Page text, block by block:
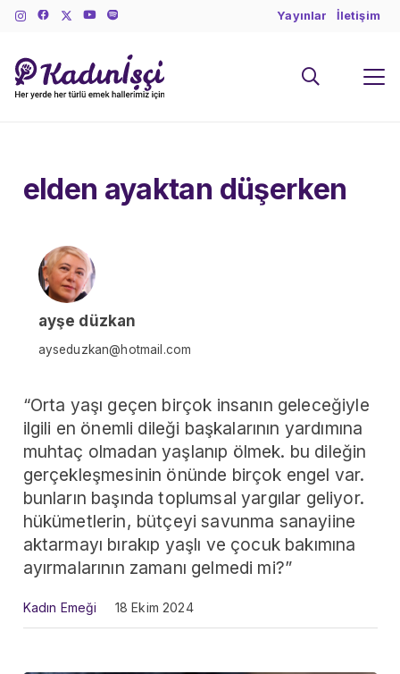
Yayınlar İletişim
elden ayaktan düşerken
ayşe düzkan
ayseduzkan@hotmail.com
“Orta yaşı geçen birçok insanın geleceğiyle
ilgili en önemli dileği başkalarının yardımına
muhtaç olmadan yaşlanıp ölmek. bu dileğin
gerçekleşmesinin önünde birçok engel var.
bunların başında toplumsal yargılar geliyor.
hükümetlerin, bütçeyi savunma sanayiine
aktarmayı bırakıp yaşlı ve çocuk bakımına
ayırmalarının zamanı gelmedi mi?”
Kadın Emeği 18 Ekim 2024